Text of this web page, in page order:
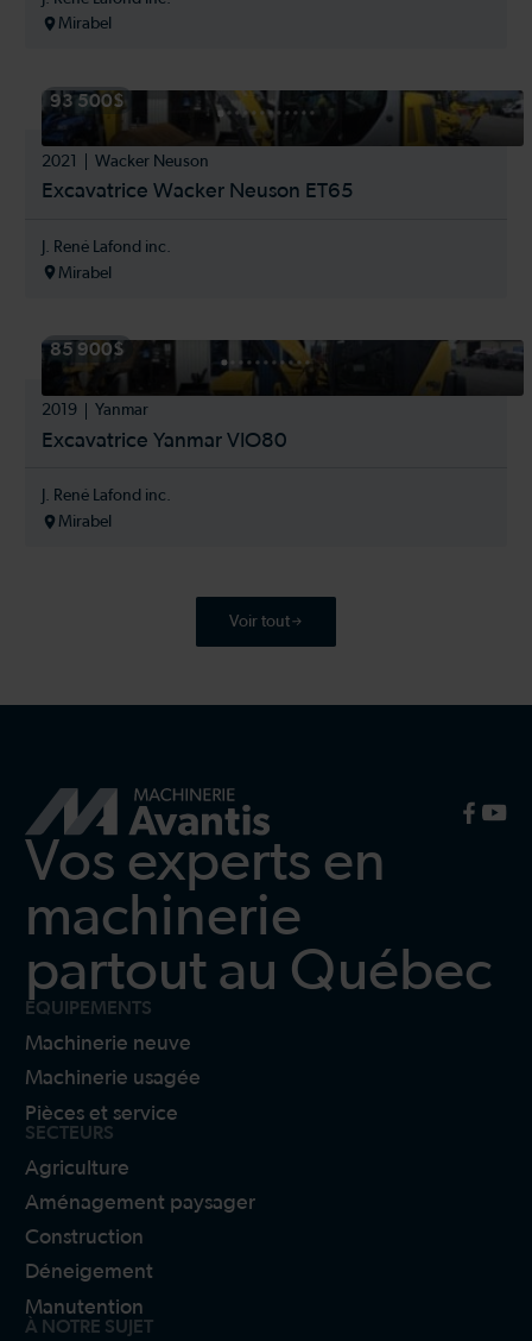
Mirabel
93 500$
2021 Wacker Neuson
Excavatrice Wacker Neuson ET65
J. René Lafond inc.
Mirabel
85 900$
2019 Yanmar
Excavatrice Yanmar VIO80
J. René Lafond inc.
Mirabel
Voir tout
Vos experts en
machinerie
partout au Québec
ÉQUIPEMENTS
Machinerie neuve
Machinerie usagée
Pièces et service
SECTEURS
Agriculture
Aménagement paysager
Construction
Déneigement
Manutention
À NOTRE SUJET